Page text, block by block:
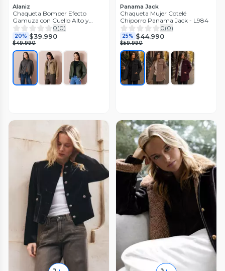
Alaniz
Chaqueta Bomber Efecto
Gamuza con Cuello Alto y
Cierre
0(0)
20% $39.990
$49.990
Panama Jack
Chaqueta Mujer Cotelé
Chiporro Panama Jack - L984
0(0)
25% $44.990
$59.990